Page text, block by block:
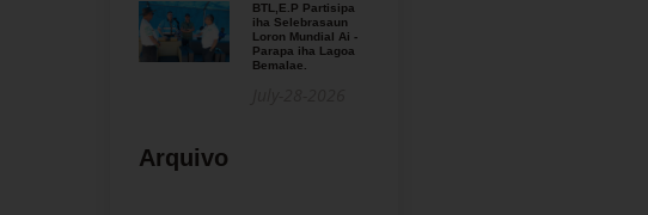
BTL,E.P Partisipa
iha Selebrasaun
Loron Mundial Ai -
Parapa iha Lagoa
Bemalae.
Arquivo